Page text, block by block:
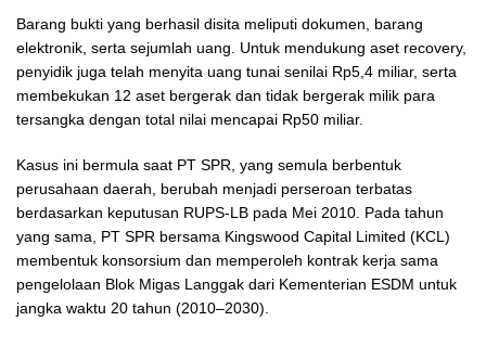
Barang bukti yang berhasil disita meliputi dokumen, barang
elektronik, serta sejumlah uang. Untuk mendukung aset recovery,
penyidik juga telah menyita uang tunai senilai Rp5,4 miliar, serta
membekukan 12 aset bergerak dan tidak bergerak milik para
tersangka dengan total nilai mencapai Rp50 miliar.
Kasus ini bermula saat PT SPR, yang semula berbentuk
perusahaan daerah, berubah menjadi perseroan terbatas
berdasarkan keputusan RUPS-LB pada Mei 2010. Pada tahun
yang sama, PT SPR bersama Kingswood Capital Limited (KCL)
membentuk konsorsium dan memperoleh kontrak kerja sama
pengelolaan Blok Migas Langgak dari Kementerian ESDM untuk
jangka waktu 20 tahun (2010–2030).